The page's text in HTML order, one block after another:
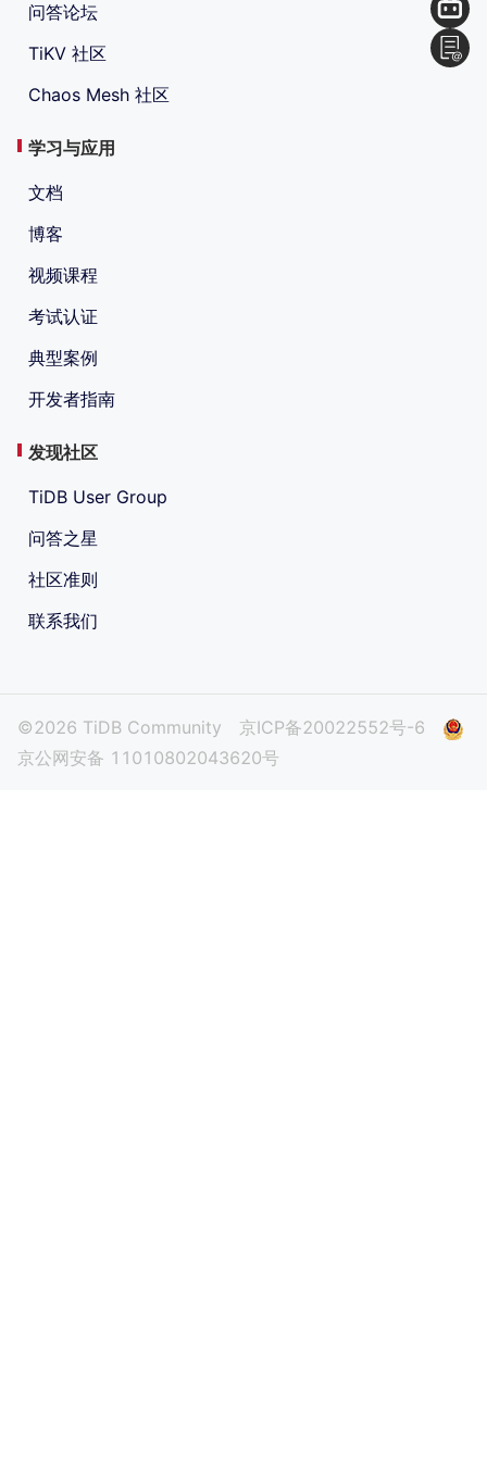
问答论坛
TiKV 社区
Chaos Mesh 社区
学习与应用
文档
博客
视频课程
考试认证
典型案例
开发者指南
发现社区
TiDB User Group
问答之星
社区准则
联系我们
©2026 TiDB Community
京ICP备20022552号-6
京公网安备 11010802043620号